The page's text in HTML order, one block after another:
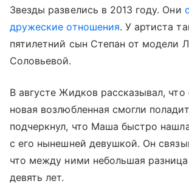
Звезды развелись в 2013 году. Они
дружеские отношения. У артиста
пятилетний сын Степан от модели
Соловьевой.
В августе Жидков рассказывал, что
новая возлюбленная смогли
подчеркнул, что Маша быстро
с его нынешней девушкой. Он
что между ними небольшая
девять лет.